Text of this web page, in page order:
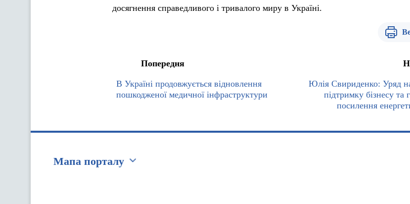
досягнення справедливого і тривалого миру в Україні.
Попередня
В Україні продовжується відновлення
пошкодженої медичної інфраструктури
Юлія Свириденко: Уряд
підтримку бізнесу та
посилення
Мапа порталу